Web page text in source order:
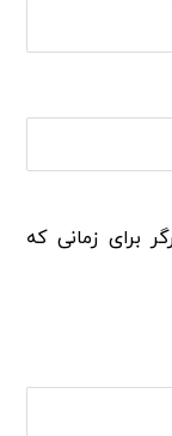
برای زمانی که